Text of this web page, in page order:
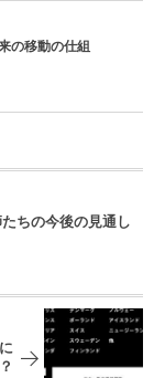
の移動の仕組
ちの今後の見通し